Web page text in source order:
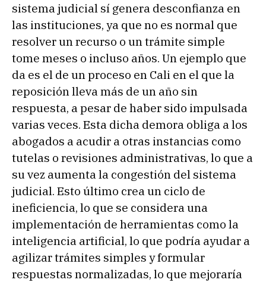
sistema judicial sí genera desconfianza en
las instituciones, ya que no es normal que
resolver un recurso o un trámite simple
tome meses o incluso años. Un ejemplo que
da es el de un proceso en Cali en el que la
reposición lleva más de un año sin
respuesta, a pesar de haber sido impulsada
varias veces. Esta dicha demora obliga a los
abogados a acudir a otras instancias como
tutelas o revisiones administrativas, lo que a
su vez aumenta la congestión del sistema
judicial. Esto último crea un ciclo de
ineficiencia, lo que se considera una
implementación de herramientas como la
inteligencia artificial, lo que podría ayudar a
agilizar trámites simples y formular
respuestas normalizadas, lo que mejoraría